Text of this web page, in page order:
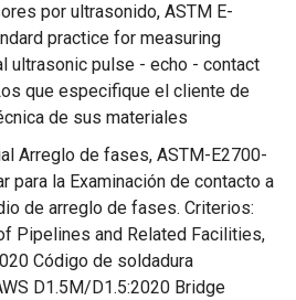
por ultrasonido, ASTM E-
practice for measuring
ultrasonic pulse - echo - contact
que especifique el cliente de
de sus materiales
Arreglo de fases, ASTM-E2700-
para la Examinación de contacto a
de arreglo de fases. Criterios:
Pipelines and Related Facilities,
Código de soldadura
D1.5M/D1.5:2020 Bridge